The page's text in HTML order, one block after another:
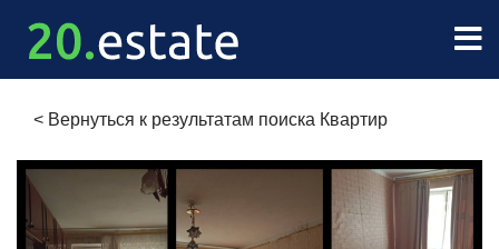
< Вернуться к результатам поиска Квартир